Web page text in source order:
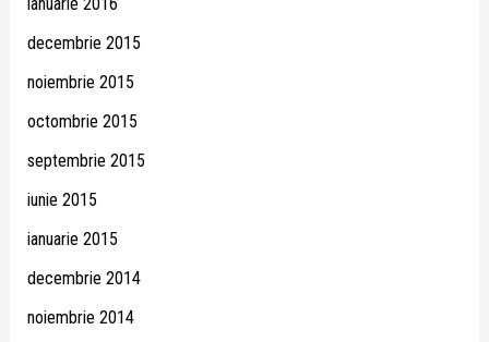
decembrie 2015
noiembrie 2015
octombrie 2015
septembrie 2015
iunie 2015
ianuarie 2015
decembrie 2014
noiembrie 2014